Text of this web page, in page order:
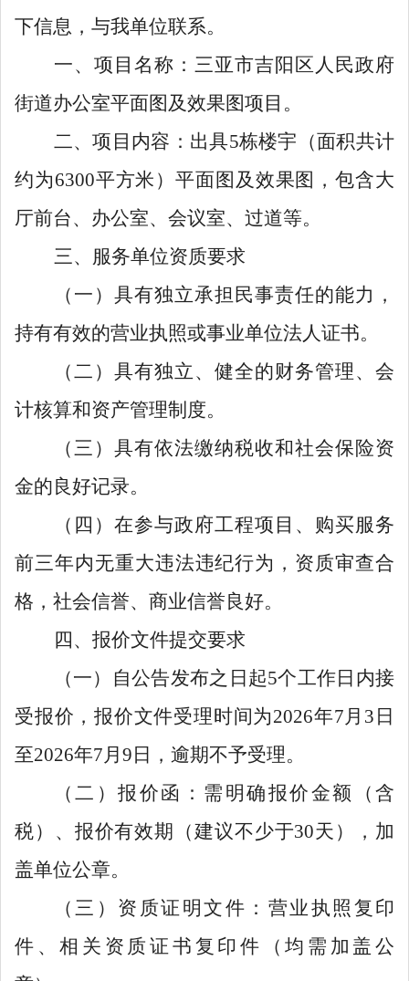
下信息，与我单位联系。
一、 项目名称： 三亚市吉阳区人民政府
街道办公室平面图及效果图项目。
二、项目内容 ： 出具5栋楼宇（面积共计
约为6300平方米）平面图及效果图，包含大
厅前台、办公室、会议室、过道等。
三、服务单位资质要求
（一）具有独立承担民事责任的能力，
持有有效的营业执照或事业单位法人证书。
（二）具有独立、健全的财务管理、会
计核算和资产管理制度。
（三）具有依法缴纳税收和社会保险资
金的良好记录。
（四）在参与政府工程项目、 购买服务
前三年内无重大违法违纪行为，资质审查合
格，社会信誉、商业信誉良好。
四、报价文件提交要求
（一）
自公告发布之日起5个工作日内接
受报价，报价文件受理时间为2026年7 月 3 日
至2026年7 月 9 日 ， 逾期不予受理。
（二）报价函：需明确报价金额（含
税）、报价有效期（建议不少于30天），加
盖单位公章。
（三）资质证明文件：营业执照复印
件、相关资质证书复印件（均需加盖公